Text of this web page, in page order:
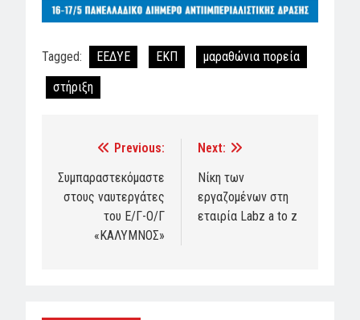
Tagged: ΕΕΔΥΕ ΕΚΠ
μαραθώνια πορεία
στήριξη
navigation
Previous:
Συμπαραστεκόμαστε
στους ναυτεργάτες
του Ε/Γ-Ο/Γ
«ΚΑΛΥΜΝΟΣ»
Next:
Νίκη των
εργαζομένων στη
εταιρία Labz a to z